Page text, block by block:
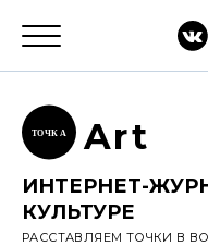
ТОЧК А Art
ИНТЕРНЕТ-
КУЛЬТУРЕ
РАССТАВЛЯЕМ ТОЧКИ В